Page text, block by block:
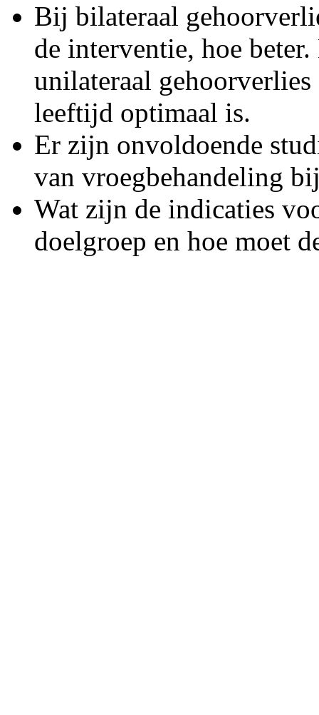
Bij bilateraal
de interventie, hoe
unilateraal
leeftijd optimaal is.
Er zijn onvoldoende
van vroegbehandeling
Wat zijn de indicaties
doelgroep en hoe moet